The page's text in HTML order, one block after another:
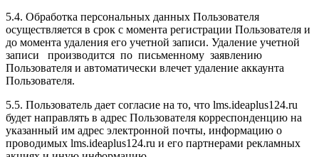
5.4. Обработка персональных данных Пользователя
осуществляется в срок с момента регистрации Пользователя и
до момента удаления его учетной записи. Удаление учетной
записи производится по письменному заявлению
Пользователя и автоматически влечет удаление аккаунта
Пользователя.
5.5. Пользователь дает согласие на то, что lms.ideaplus124.ru
будет направлять в адрес Пользователя корреспонденцию на
указанный им адрес электронной почты, информацию о
проводимых lms.ideaplus124.ru и его партнерами рекламных